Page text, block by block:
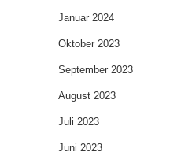
Januar 2024
Oktober 2023
September 2023
August 2023
Juli 2023
Juni 2023